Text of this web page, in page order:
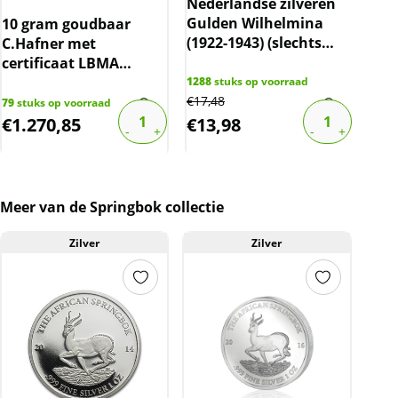
Year
2015
Republic of Gabonaise
Denomination
Bavarian State Mint Munich
Germany
Bekijk meer
10 gram goudbaar
C.Hafner met
certificaat LBMA
79stuks op voorraad
€1.270,85
Gulden Wilhelmina
(1922-1943) (slechts
1288stuks op voorraad
€17,48
€13,98
Meer van de Springbok collectie
Zilver Zilver